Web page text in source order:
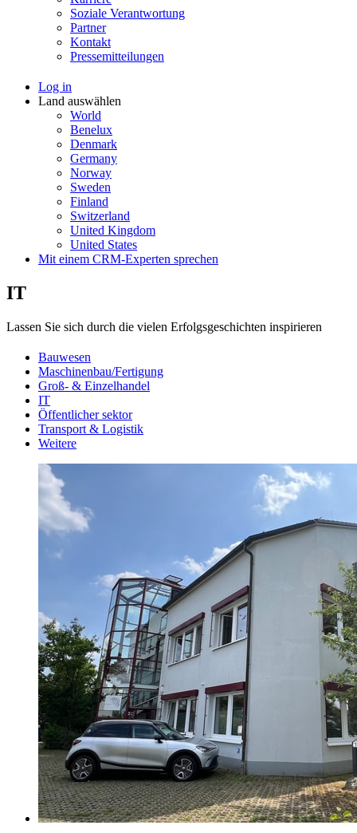
Soziale Verantwortung
Partner
Kontakt
Pressemitteilungen
Log in
Land auswählen
World
Benelux
Denmark
Germany
Norway
Sweden
Finland
Switzerland
United Kingdom
United States
Mit einem CRM-Experten sprechen
IT
Lassen Sie sich durch die vielen Erfolgsgeschichten inspirieren
Bauwesen
Maschinenbau/Fertigung
Groß- & Einzelhandel
IT
Öffentlicher sektor
Transport & Logistik
Weitere